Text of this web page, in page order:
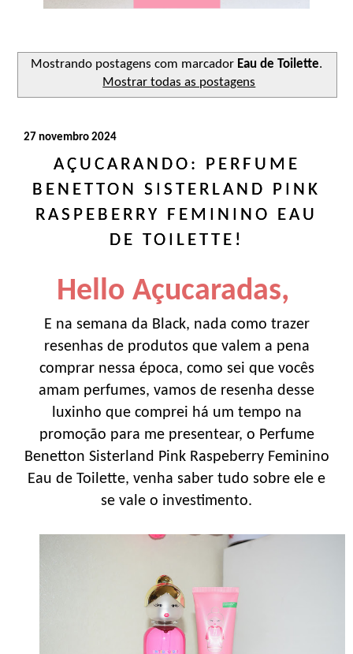
Mostrando postagens com marcador Eau de Toilette.
Mostrar todas as postagens
27 novembro 2024
AÇUCARANDO: PERFUME
BENETTON SISTERLAND PINK
RASPEBERRY FEMININO EAU
DE TOILETTE!
Hello Açucaradas,
E na semana da Black, nada como trazer
resenhas de produtos que valem a pena
comprar nessa época, como sei que vocês
amam perfumes, vamos de resenha desse
luxinho que comprei há um tempo na
promoção para me presentear, o Perfume
Benetton Sisterland Pink Raspeberry Feminino
Eau de Toilette, venha saber tudo sobre ele e
se vale o investimento.